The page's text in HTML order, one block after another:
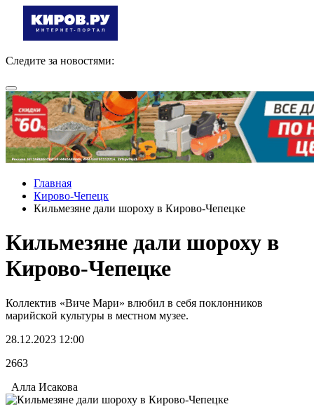
Следите за новостями:
Главная
Кирово-Чепецк
Кильмезяне дали шороху в Кирово-Чепецке
Кильмезяне дали шороху в
Кирово-Чепецке
Коллектив «Виче Мари» влюбил в себя поклонников
марийской культуры в местном музее.
28.12.2023 12:00
2663
Алла Исакова